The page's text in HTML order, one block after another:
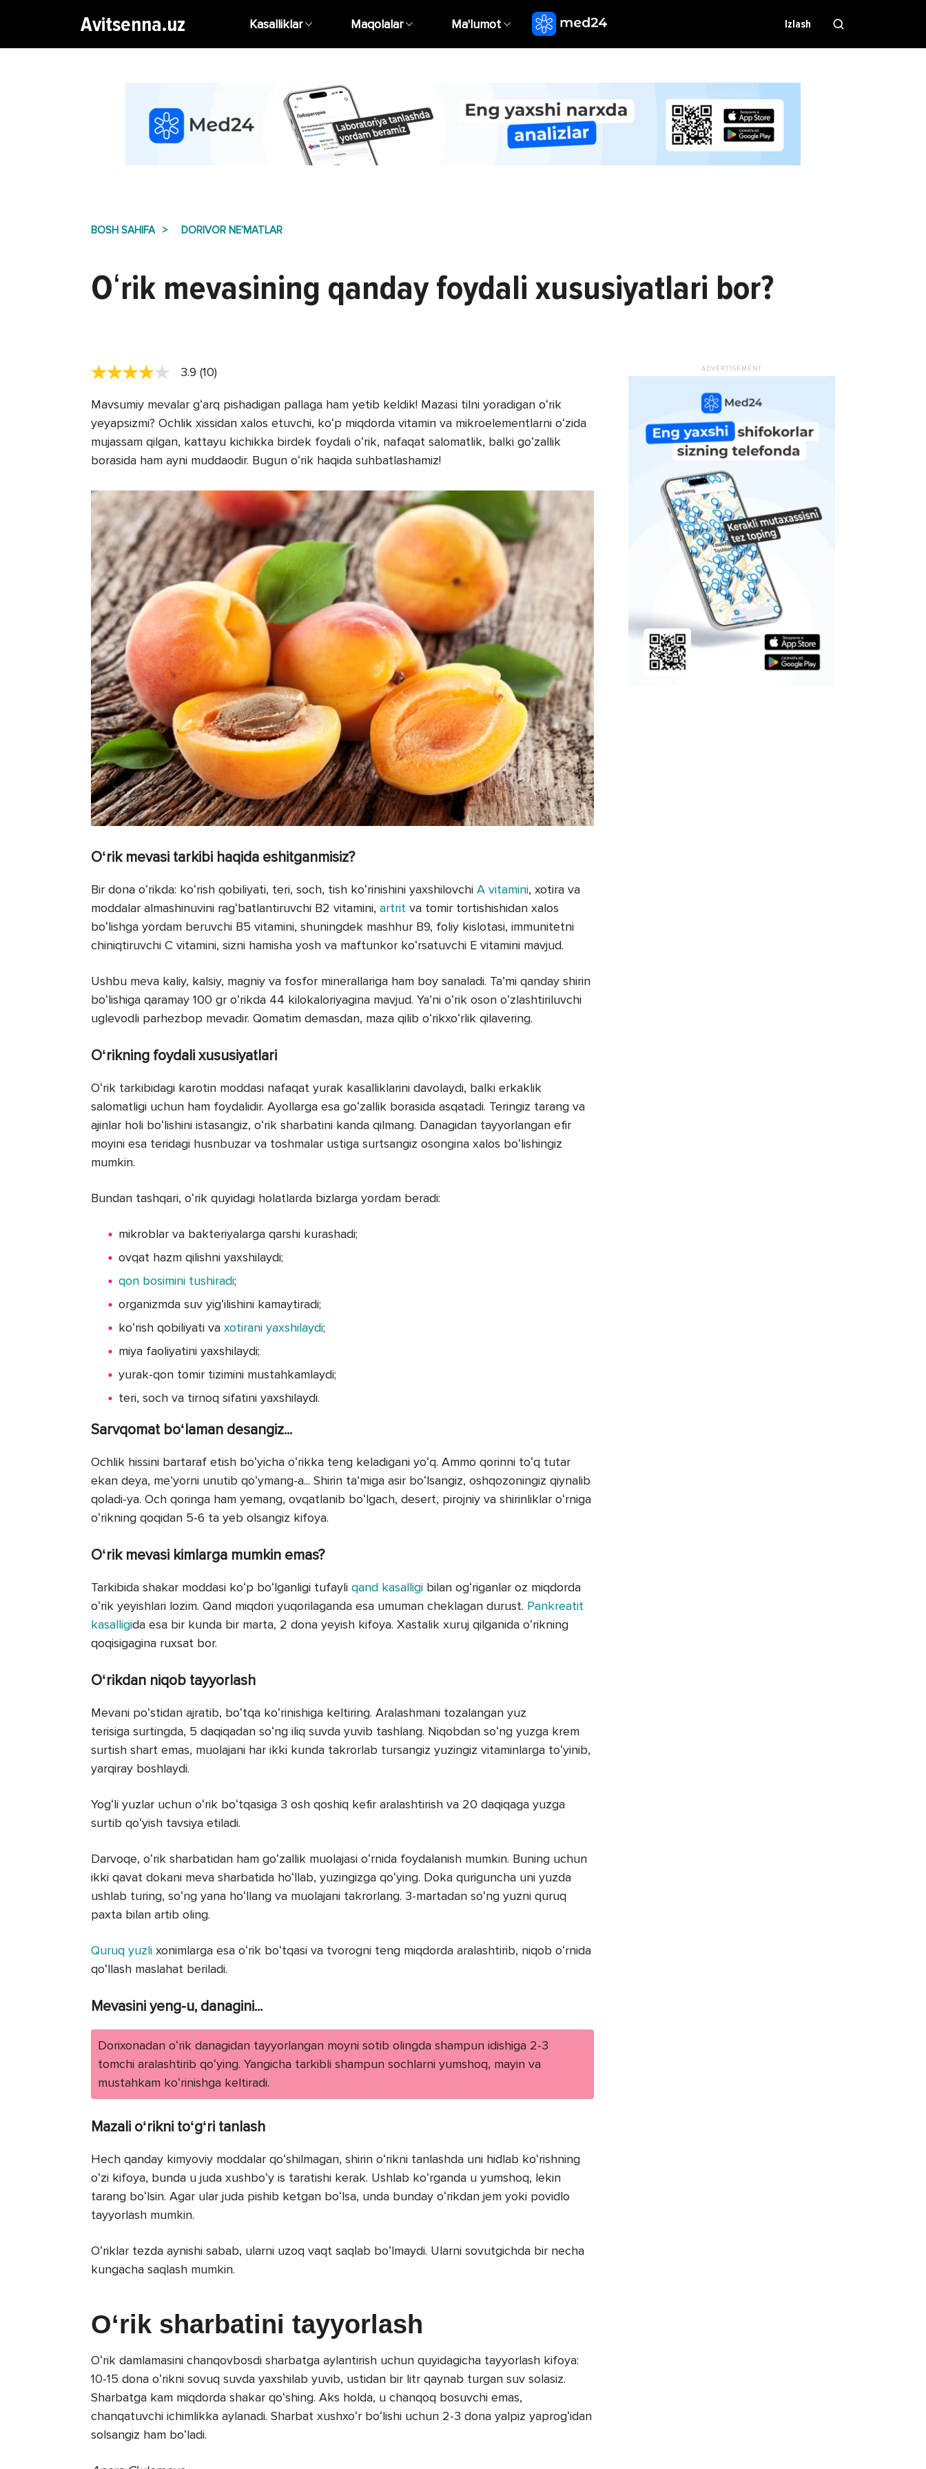
Avitsenna.uz Kasalliklar Maqolalar Ma'lumot Izlash
BOSH SAHIFA DORIVOR NE’MATLAR
Oʻrik mevasining qanday foydali xususiyatlari bor?
3.9 (10)
Mavsumiy mevalar gʻarq pishadigan pallaga ham yetib keldik! Mazasi tilni yoradigan oʻrik
yeyapsizmi? Ochlik xissidan xalos etuvchi, koʻp miqdorda vitamin va mikroelementlarni oʻzida
mujassam qilgan, kattayu kichikka birdek foydali oʻrik, nafaqat salomatlik, balki goʻzallik
borasida ham ayni muddaodir. Bugun oʻrik haqida suhbatlashamiz!
Oʻrik mevasi tarkibi haqida eshitganmisiz?
Bir dona oʻrikda: koʻrish qobiliyati, teri, soch, tish koʻrinishini yaxshilovchi A vitamini, xotira va
moddalar almashinuvini ragʻbatlantiruvchi B2 vitamini, artrit va tomir tortishishidan xalos
boʻlishga yordam beruvchi B5 vitamini, shuningdek mashhur B9, foliy kislotasi, immunitetni
chiniqtiruvchi C vitamini, sizni hamisha yosh va maftunkor koʻrsatuvchi E vitamini mavjud.
Ushbu meva kaliy, kalsiy, magniy va fosfor minerallariga ham boy sanaladi. Taʼmi qanday shirin
boʻlishiga qaramay 100 gr oʻrikda 44 kilokaloriyagina mavjud. Yaʼni oʻrik oson oʻzlashtiriluvchi
uglevodli parhezbop mevadir. Qomatim demasdan, maza qilib oʻrikxoʻrlik qilavering.
Oʻrikning foydali xususiyatlari
Oʻrik tarkibidagi karotin moddasi nafaqat yurak kasalliklarini davolaydi, balki erkaklik
salomatligi uchun ham foydalidir. Ayollarga esa goʻzallik borasida asqatadi. Teringiz tarang va
ajinlar holi boʻlishini istasangiz, oʻrik sharbatini kanda qilmang. Danagidan tayyorlangan efir
moyini esa teridagi husnbuzar va toshmalar ustiga surtsangiz osongina xalos boʻlishingiz
mumkin.
Bundan tashqari, oʻrik quyidagi holatlarda bizlarga yordam beradi:
mikroblar va bakteriyalarga qarshi kurashadi;
ovqat hazm qilishni yaxshilaydi;
qon bosimini tushiradi;
organizmda suv yigʻilishini kamaytiradi;
koʻrish qobiliyati va xotirani yaxshilaydi;
miya faoliyatini yaxshilaydi;
yurak-qon tomir tizimini mustahkamlaydi;
teri, soch va tirnoq sifatini yaxshilaydi.
Sarvqomat boʻlaman desangiz...
Ochlik hissini bartaraf etish boʻyicha oʻrikka teng keladigani yoʻq. Ammo qorinni toʻq tutar
ekan deya, meʼyorni unutib qoʻymang-a... Shirin taʼmiga asir boʻlsangiz, oshqozoningiz qiynalib
qoladi-ya. Och qoringa ham yemang, ovqatlanib boʻlgach, desert, pirojniy va shirinliklar oʻrniga
oʻrikning qoqidan 5-6 ta yeb olsangiz kifoya.
Oʻrik mevasi kimlarga mumkin emas?
Tarkibida shakar moddasi koʻp boʻlganligi tufayli qand kasalligi bilan ogʻriganlar oz miqdorda
oʻrik yeyishlari lozim. Qand miqdori yuqorilaganda esa umuman cheklagan durust. Pankreatit
kasalligida esa bir kunda bir marta, 2 dona yeyish kifoya. Xastalik xuruj qilganida oʻrikning
qoqisigagina ruxsat bor.
Oʻrikdan niqob tayyorlash
Mevani poʻstidan ajratib, boʻtqa koʻrinishiga keltiring. Aralashmani tozalangan yuz
terisiga surtingda, 5 daqiqadan soʻng iliq suvda yuvib tashlang. Niqobdan soʻng yuzga krem
surtish shart emas, muolajani har ikki kunda takrorlab tursangiz yuzingiz vitaminlarga toʻyinib,
yarqiray boshlaydi.
Yogʻli yuzlar uchun oʻrik boʻtqasiga 3 osh qoshiq kefir aralashtirish va 20 daqiqaga yuzga
surtib qoʻyish tavsiya etiladi.
Darvoqe, oʻrik sharbatidan ham goʻzallik muolajasi oʻrnida foydalanish mumkin. Buning uchun
ikki qavat dokani meva sharbatida hoʻllab, yuzingizga qoʻying. Doka quriguncha uni yuzda
ushlab turing, soʻng yana hoʻllang va muolajani takrorlang. 3-martadan soʻng yuzni quruq
paxta bilan artib oling.
Quruq yuzli xonimlarga esa oʻrik boʻtqasi va tvorogni teng miqdorda aralashtirib, niqob oʻrnida
qoʻllash maslahat beriladi.
Mevasini yeng-u, danagini...
Dorixonadan oʻrik danagidan tayyorlangan moyni sotib olingda shampun idishiga 2-3
tomchi aralashtirib qoʻying. Yangicha tarkibli shampun sochlarni yumshoq, mayin va
mustahkam koʻrinishga keltiradi.
Mazali oʻrikni toʻgʻri tanlash
Hech qanday kimyoviy moddalar qoʻshilmagan, shirin oʻrikni tanlashda uni hidlab koʻrishning
oʻzi kifoya, bunda u juda xushboʻy is taratishi kerak. Ushlab koʻrganda u yumshoq, lekin
tarang boʻlsin. Agar ular juda pishib ketgan boʻlsa, unda bunday oʻrikdan jem yoki povidlo
tayyorlash mumkin.
Oʻriklar tezda aynishi sabab, ularni uzoq vaqt saqlab boʻlmaydi. Ularni sovutgichda bir necha
kungacha saqlash mumkin.
Oʻrik sharbatini tayyorlash
Oʻrik damlamasini chanqovbosdi sharbatga aylantirish uchun quyidagicha tayyorlash kifoya:
10-15 dona oʻrikni sovuq suvda yaxshilab yuvib, ustidan bir litr qaynab turgan suv solasiz.
Sharbatga kam miqdorda shakar qoʻshing. Aks holda, u chanqoq bosuvchi emas,
chanqatuvchi ichimlikka aylanadi. Sharbat xushxoʻr boʻlishi uchun 2-3 dona yalpiz yaprogʻidan
solsangiz ham boʻladi.